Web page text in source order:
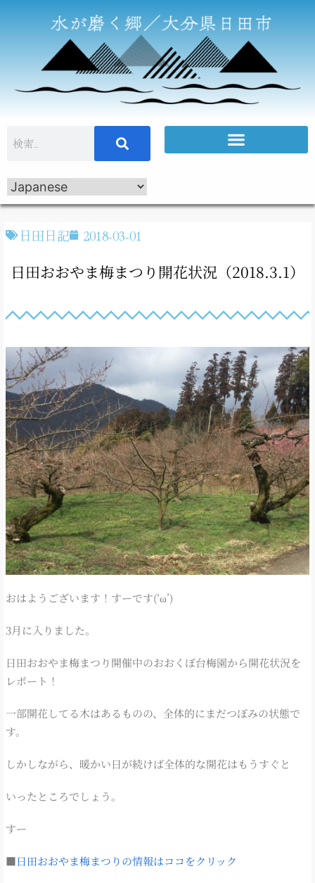
日田日記 2018-03-01
日田おおやま梅まつり開花状況（2018.3.1）
おはようございます！すーです(‘ω’)
3月に入りました。
日田おおやま梅まつり開催中のおおくぼ台梅園から開花状況を
レポート！
一部開花してる木はあるものの、全体的にまだつぼみの状態で
す。
しかしながら、暖かい日が続けば全体的な開花はもうすぐと
いったところでしょう。
すー
■日田おおやま梅まつりの情報はココをクリック